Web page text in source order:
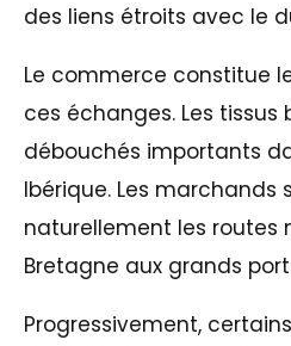
des liens étroits avec le
Le commerce constitue
ces échanges. Les
débouchés importants
Ibérique. Les marchands
naturellement les routes
Bretagne aux grands
Progressivement,